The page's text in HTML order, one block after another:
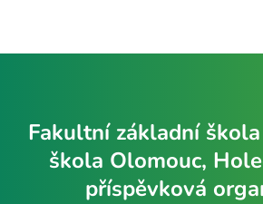
Fakultní základní
škola Olomouc,
příspěvková